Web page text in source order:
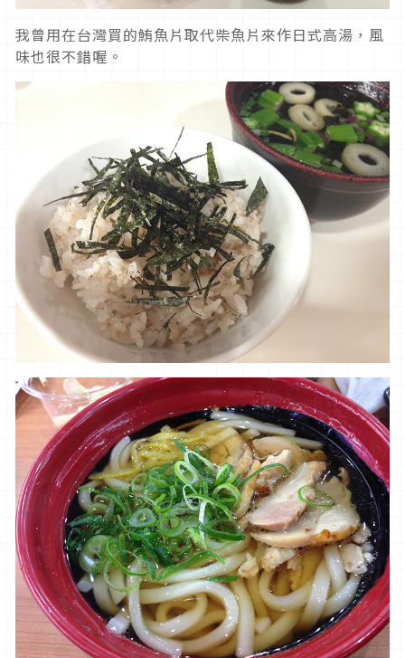
我曾用在台灣買的鮪魚片取代柴魚片來作日式高湯，風
味也很不錯喔。